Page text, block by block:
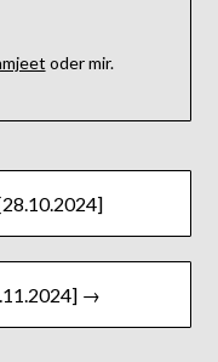
oder mir.
→